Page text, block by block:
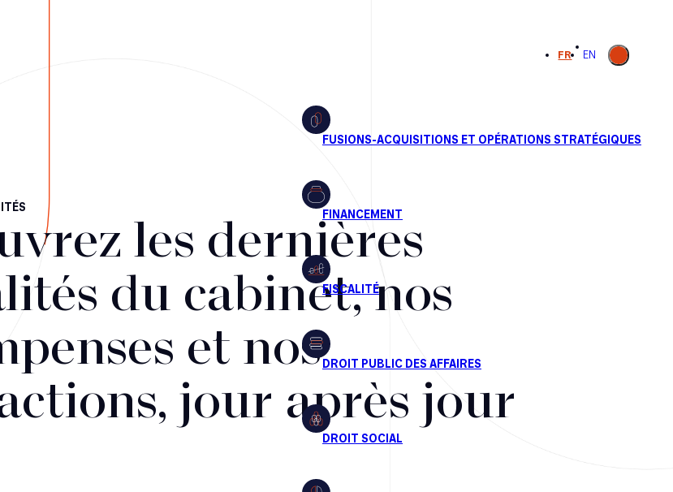
FR EN
Ouvrir la
recherche
les dernières
du cabinet, nos
et nos
jour après jour